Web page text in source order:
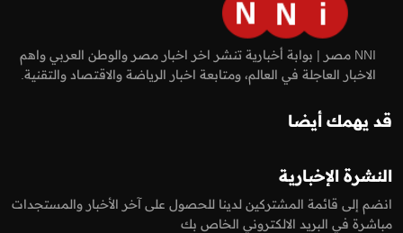
NNI مصر | بوابة أخبارية تنشر اخر اخبار مصر والوطن العربي واهم
الاخبار العاجلة في العالم، ومتابعة اخبار الرياضة والاقتصاد والتقنية.
قد يهمك أيضا
النشرة الإخبارية
انضم إلى قائمة المشتركين لدينا للحصول على آخر الأخبار والمستجدات
مباشرة في البريد الالكتروني الخاص بك